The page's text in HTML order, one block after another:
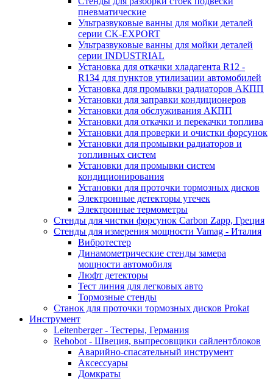
пневматические
Ультразвуковые ванны для мойки деталей
серии CK-EXPORT
Ультразвуковые ванны для мойки деталей
серии INDUSTRIAL
Установка для откачки хладагента R12 -
R134 для пунктов утилизации автомобилей
Установка для промывки радиаторов АКПП
Установки для заправки кондиционеров
Установки для обслуживания АКПП
Установки для откачки и перекачки топлива
Установки для проверки и очистки форсунок
Установки для промывки радиаторов и
топливных систем
Установки для промывки систем
кондиционирования
Установки для проточки тормозных дисков
Электронные детекторы утечек
Электронные термометры
Стенды для чистки форсунок Carbon Zapp, Греция
Стенды для измерения мощности Vamag - Италия
Вибротестер
Динамометрические стенды замера
мощности автомобиля
Люфт детекторы
Тест линия для легковых авто
Тормозные стенды
Станок для проточки тормозных дисков Prokat
Инструмент
Leitenberger - Тестеры, Германия
Rehobot - Швеция, выпресовщики сайлентблоков
Аварийно-спасательный инструмент
Аксессуары
Домкраты